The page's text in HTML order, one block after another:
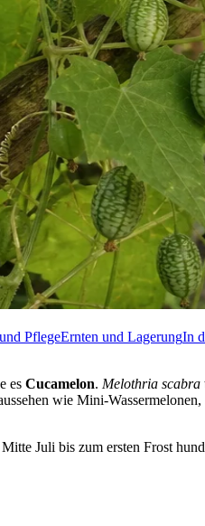
PflegeErnten und LagerungIn
es Cucamelon. Melothria scabra
wie Mini-
Juli bis zum ersten Frost